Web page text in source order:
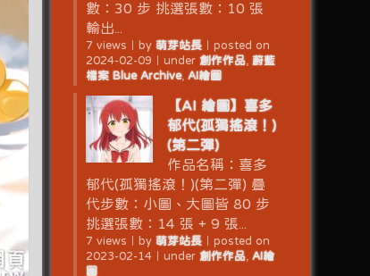
數：30 步 挑選張數：10 張
輸出...
7 views by 萌芽站長｜ posted on
2024-02-09
under 創作作品, 蔚藍
檔案 Blue Archive, AI繪圖
【AI 繪圖】喜多
郁代(孤獨搖滾！)
(第二彈)
作品名稱：喜多
郁代(孤獨搖滾！)(第二彈) 疊
代步數：小圖、大圖皆 80 步
挑選張數：14 張 + 9 張...
7 views by 萌芽站長｜ posted on
2023-02-14｜ under 創作作品, AI繪
圖